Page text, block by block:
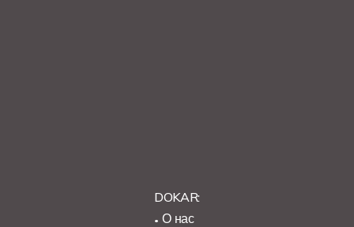
DOKAR:
О нас